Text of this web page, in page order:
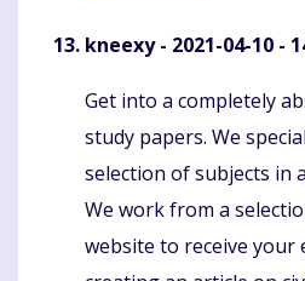
kneexy- 2021-04-10 -
Komentaras
Get into a completely
study papers. We
selection of subjects in
We work from a
website to receive your